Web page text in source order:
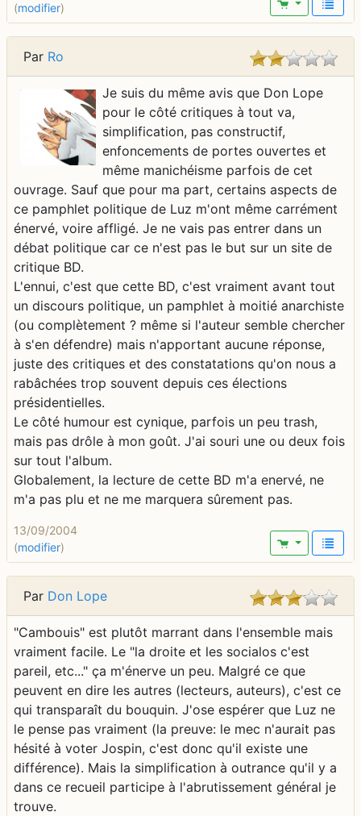
(modifier)
Par Ro
Je suis du même avis que Don Lope
pour le côté critiques à tout va,
simplification, pas constructif,
enfoncements de portes ouvertes et
même manichéisme parfois de cet
ouvrage. Sauf que pour ma part, certains aspects de
ce pamphlet politique de Luz m'ont même carrément
énervé, voire affligé. Je ne vais pas entrer dans un
débat politique car ce n'est pas le but sur un site de
critique BD.
L'ennui, c'est que cette BD, c'est vraiment avant tout
un discours politique, un pamphlet à moitié anarchiste
(ou complètement ? même si l'auteur semble chercher
à s'en défendre) mais n'apportant aucune réponse,
juste des critiques et des constatations qu'on nous a
rabâchées trop souvent depuis ces élections
présidentielles.
Le côté humour est cynique, parfois un peu trash,
mais pas drôle à mon goût. J'ai souri une ou deux fois
sur tout l'album.
Globalement, la lecture de cette BD m'a enervé, ne
m'a pas plu et ne me marquera sûrement pas.
13/09/2004
(modifier)
Par Don Lope
"Cambouis" est plutôt marrant dans l'ensemble mais
vraiment facile. Le "la droite et les socialos c'est
pareil, etc..." ça m'énerve un peu. Malgré ce que
peuvent en dire les autres (lecteurs, auteurs), c'est ce
qui transparaît du bouquin. J'ose espérer que Luz ne
le pense pas vraiment (la preuve: le mec n'aurait pas
hésité à voter Jospin, c'est donc qu'il existe une
différence). Mais la simplification à outrance qu'il y a
dans ce recueil participe à l'abrutissement général je
trouve.